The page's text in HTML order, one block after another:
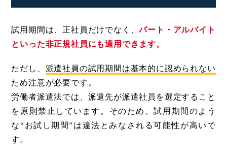
試用期間は、正社員だけでなく、パート・アルバイト
といった非正規社員にも適用できます。
ただし、 派遣社員の試用期間は基本的に認められない
ため注意が必要です。
労働者派遣法では、派遣先が派遣社員を選定すること
を原則禁止しています。そのため、試用期間のよう
な“お試し期間”は違法とみなされる可能性が高いで
す。